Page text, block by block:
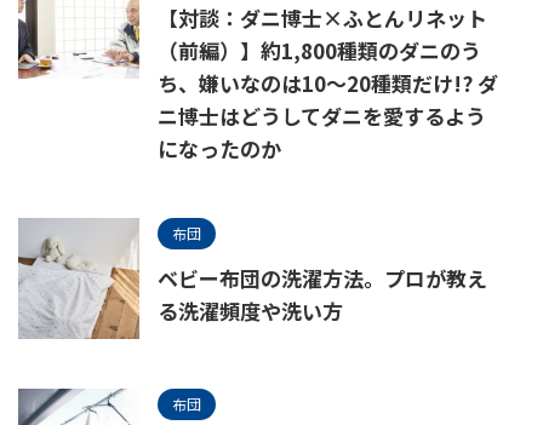
【対談：ダニ博士×ふとんリネット
（前編）】約1,800種類のダニのう
ち、嫌いなのは10〜20種類だけ!? ダ
ニ博士はどうしてダニを愛するよう
になったのか
布団
ベビー布団の洗濯方法。プロが教え
る洗濯頻度や洗い方
布団